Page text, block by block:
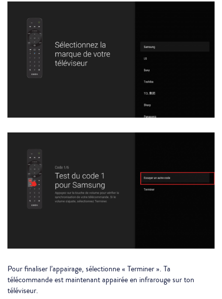
Pour finaliser l’appairage, sélectionne « Terminer ». Ta
télécommande est maintenant appairée en infrarouge sur ton
téléviseur.